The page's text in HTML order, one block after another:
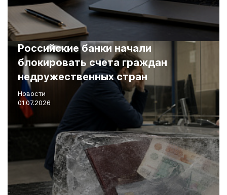
Российские банки начали
блокировать счета граждан
недружественных стран
Новости
01.07.2026